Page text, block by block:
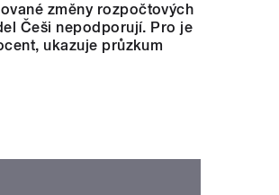
změny rozpočtových
Češi nepodporují. Pro je
ukazuje průzkum